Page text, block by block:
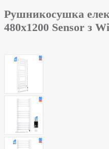
Рушникосушка
480х1200 Sensor з